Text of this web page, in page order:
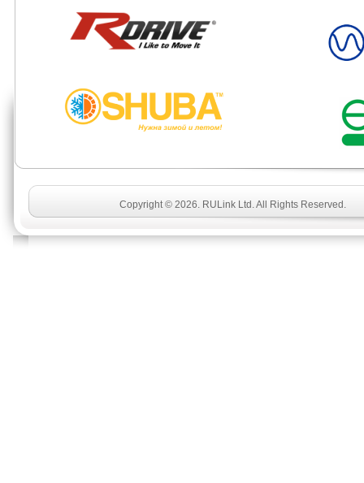
Copyright © 2026. RULink Ltd. All Rights Reserved.